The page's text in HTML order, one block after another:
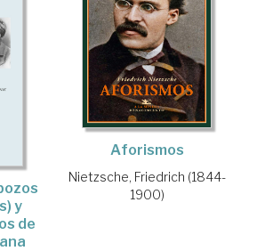
y
de
Aforismos
Nietzsche, Friedrich (1844-
1900)